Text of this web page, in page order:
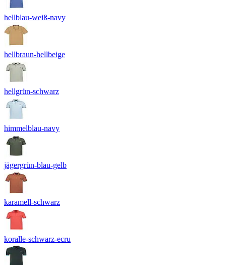
hellblau-weiß-navy
hellbraun-hellbeige
hellgrün-schwarz
himmelblau-navy
jägergrün-blau-gelb
karamell-schwarz
koralle-schwarz-ecru